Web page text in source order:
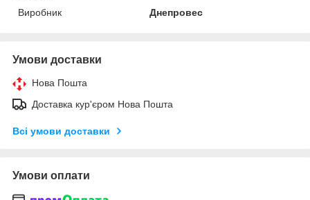
Виробник
Днепровес
Умови доставки
Нова Пошта
Доставка кур'єром Нова Пошта
Всі умови доставки
Умови оплати